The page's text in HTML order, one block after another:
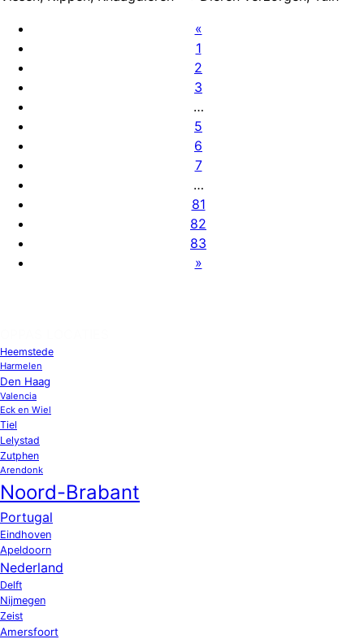
«
1
2
3
…
5
6
7
…
81
82
83
»
Heemstede
Harmelen
Den Haag
Valencia
Eck en Wiel
Tiel
Lelystad
Zutphen
Arendonk
Noord-Brabant
Portugal
Eindhoven
Apeldoorn
Nederland
Delft
Nijmegen
Zeist
Amersfoort